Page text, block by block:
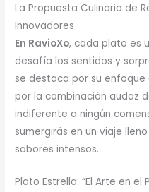
La Propuesta Culinaria de
Innovadores
En RavioXo, cada plato es
desafía los sentidos y
se destaca por su
por la combinación audaz
indiferente a ningún
sumergirás en un viaje
sabores intensos.
Plato Estrella: “El Arte en el